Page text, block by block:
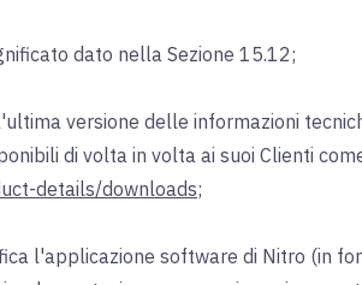
dato nella Sezione 15.12;
versione delle informazioni
di volta in volta ai suoi Clienti
details/downloads;
l'applicazione software di Nitro (in